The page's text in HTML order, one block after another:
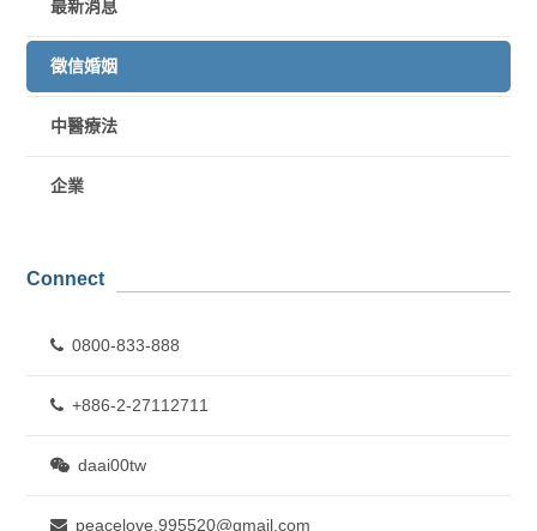
最新消息
徵信婚姻
中醫療法
企業
Connect
0800-833-888
+886-2-27112711
daai00tw
peacelove.995520@gmail.com